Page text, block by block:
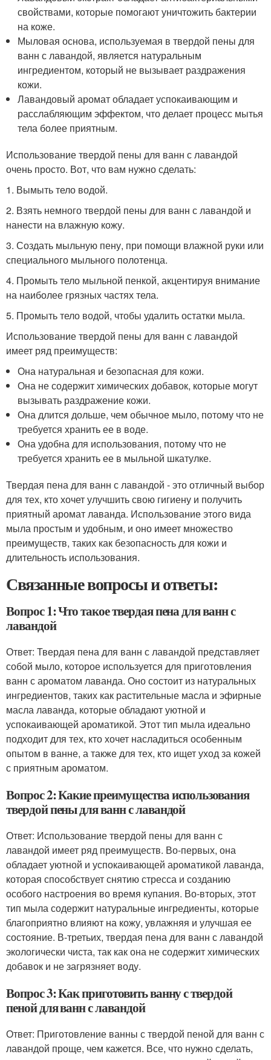
свойствами, которые помогают уничтожить бактерии
на коже.
Мыловая основа, используемая в твердой пены для
ванн с лавандой, является натуральным
ингредиентом, который не вызывает раздражения
кожи.
Лавандовый аромат обладает успокаивающим и
расслабляющим эффектом, что делает процесс мытья
тела более приятным.
Использование твердой пены для ванн с лавандой
очень просто. Вот, что вам нужно сделать:
1. Вымыть тело водой.
2. Взять немного твердой пены для ванн с лавандой и
нанести на влажную кожу.
3. Создать мыльную пену, при помощи влажной руки или
специального мыльного полотенца.
4. Промыть тело мыльной пенкой, акцентируя внимание
на наиболее грязных частях тела.
5. Промыть тело водой, чтобы удалить остатки мыла.
Использование твердой пены для ванн с лавандой
имеет ряд преимуществ:
Она натуральная и безопасная для кожи.
Она не содержит химических добавок, которые могут
вызывать раздражение кожи.
Она длится дольше, чем обычное мыло, потому что не
требуется хранить ее в воде.
Она удобна для использования, потому что не
требуется хранить ее в мыльной шкатулке.
Твердая пена для ванн с лавандой - это отличный выбор
для тех, кто хочет улучшить свою гигиену и получить
приятный аромат лаванда. Использование этого вида
мыла простым и удобным, и оно имеет множество
преимуществ, таких как безопасность для кожи и
длительность использования.
Связанные вопросы и ответы:
Вопрос 1: Что такое твердая пена для ванн с
лавандой
Ответ: Твердая пена для ванн с лавандой представляет
собой мыло, которое используется для приготовления
ванн с ароматом лаванда. Оно состоит из натуральных
ингредиентов, таких как растительные масла и эфирные
масла лаванда, которые обладают уютной и
успокаивающей ароматикой. Этот тип мыла идеально
подходит для тех, кто хочет насладиться особенным
опытом в ванне, а также для тех, кто ищет уход за кожей
с приятным ароматом.
Вопрос 2: Какие преимущества использования
твердой пены для ванн с лавандой
Ответ: Использование твердой пены для ванн с
лавандой имеет ряд преимуществ. Во-первых, она
обладает уютной и успокаивающей ароматикой лаванда,
которая способствует снятию стресса и созданию
особого настроения во время купания. Во-вторых, этот
тип мыла содержит натуральные ингредиенты, которые
благоприятно влияют на кожу, увлажняя и улучшая ее
состояние. В-третьих, твердая пена для ванн с лавандой
экологически чиста, так как она не содержит химических
добавок и не загрязняет воду.
Вопрос 3: Как приготовить ванну с твердой
пеной для ванн с лавандой
Ответ: Приготовление ванны с твердой пеной для ванн с
лавандой проще, чем кажется. Все, что нужно сделать,